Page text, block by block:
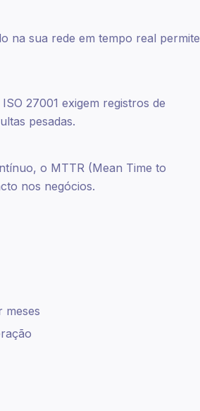
na sua rede em tempo real permite
27001 exigem registros de
pesadas.
o MTTR (Mean Time to
nos negócios.
meses